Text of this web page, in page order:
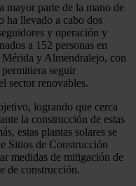
mayor parte de la mano de
ha llevado a cabo dos
y operación y
a 152 personas en
y Almendralejo, con
seguir
sector renovables.
logrando que cerca
la construcción de estas
estas plantas solares se
Sitios de Construcción
medidas de mitigación de
de construcción.